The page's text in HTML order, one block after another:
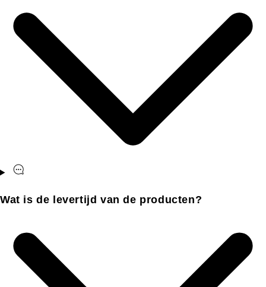
Wat is de levertijd van de producten?